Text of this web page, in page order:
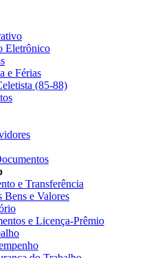
Eletrônico
e Férias
(85-88)
e Transferência
Bens e Valores
e Licença-Prêmio